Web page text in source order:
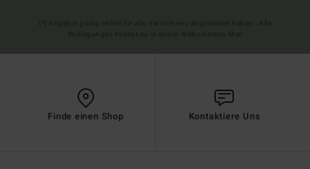
Finde einen Shop Kontaktiere Uns